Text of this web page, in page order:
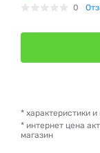
0
* характеристики
* интернет цена
магазин